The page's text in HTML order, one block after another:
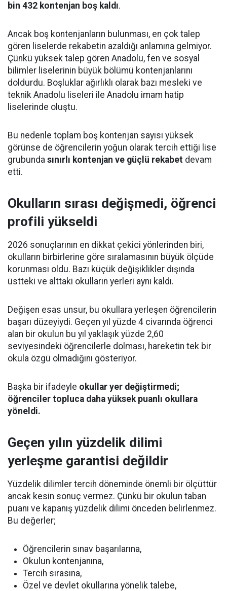
bin 432 kontenjan boş kaldı.
Ancak boş kontenjanların bulunması, en çok talep
gören liselerde rekabetin azaldığı anlamına gelmiyor.
Çünkü yüksek talep gören Anadolu, fen ve sosyal
bilimler liselerinin büyük bölümü kontenjanlarını
doldurdu. Boşluklar ağırlıklı olarak bazı mesleki ve
teknik Anadolu liseleri ile Anadolu imam hatip
liselerinde oluştu.
Bu nedenle toplam boş kontenjan sayısı yüksek
görünse de öğrencilerin yoğun olarak tercih ettiği lise
grubunda sınırlı kontenjan ve güçlü rekabet devam
etti.
Okulların sırası değişmedi, öğrenci
profili yükseldi
2026 sonuçlarının en dikkat çekici yönlerinden biri,
okulların birbirlerine göre sıralamasının büyük ölçüde
korunması oldu. Bazı küçük değişiklikler dışında
üstteki ve alttaki okulların yerleri aynı kaldı.
Değişen esas unsur, bu okullara yerleşen öğrencilerin
başarı düzeyiydi. Geçen yıl yüzde 4 civarında öğrenci
alan bir okulun bu yıl yaklaşık yüzde 2,60
seviyesindeki öğrencilerle dolması, hareketin tek bir
okula özgü olmadığını gösteriyor.
Başka bir ifadeyle okullar yer değiştirmedi;
öğrenciler topluca daha yüksek puanlı okullara
yöneldi.
Geçen yılın yüzdelik dilimi
yerleşme garantisi değildir
Yüzdelik dilimler tercih döneminde önemli bir ölçüttür
ancak kesin sonuç vermez. Çünkü bir okulun taban
puanı ve kapanış yüzdelik dilimi önceden belirlenmez.
Bu değerler;
Öğrencilerin sınav başarılarına,
Okulun kontenjanına,
Tercih sırasına,
Özel ve devlet okullarına yönelik talebe,